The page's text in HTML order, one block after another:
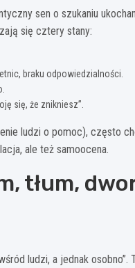
sen o szukaniu
się cztery stany:
braku odpowiedzialności.
się, że znikniesz”.
ludzi o pomoc), często
ale też samoocena.
tłum,
ludzi, a jednak osobno”.